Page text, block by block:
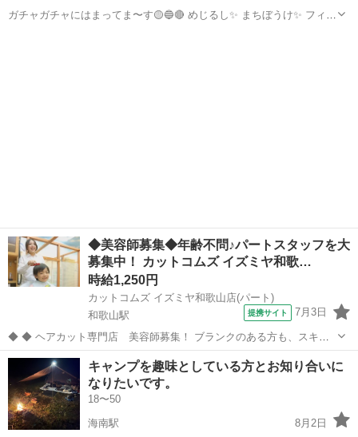
ガチャガチャにはまってま〜す🟡🔵🔴 めじるし✨ まちぼうけ✨ フィギ
◆美容師募集◆年齢不問♪パートスタッフを大
募集中！ カットコムズ イズミヤ和歌…
時給1,250円
カットコムズ イズミヤ和歌山店(パート)
和歌山駅
提携サイト 7月3日
◆ ◆ ヘアカット専門店 美容師募集！ ブランクのある方も、スキル
アップを目指している方も大歓迎！ ベテランスタッフが慣れるまで丁
寧に指導致します♪ 《カットコムズ》幅広い世代に愛される街の美容
院♪ 「安い・早い・丁寧...
和歌山 和歌山市 和歌山駅 美容師
キャンプを趣味としている方とお知り合いに
なりたいです。
18〜50
海南駅
8月2日